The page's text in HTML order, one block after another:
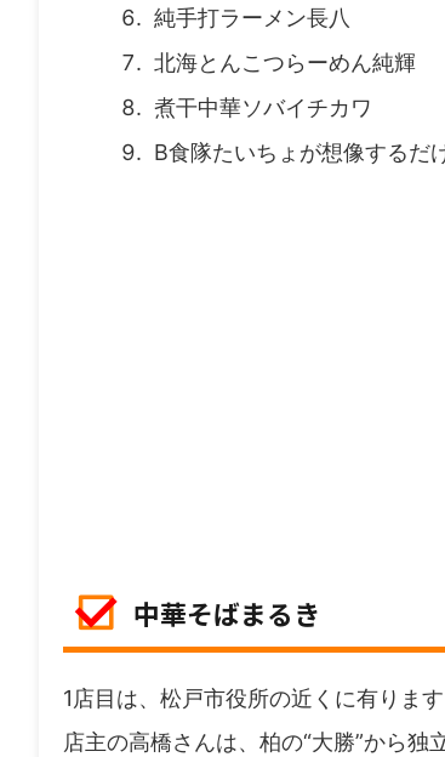
純手打ラーメン長八
北海とんこつらーめん純輝
煮干中華ソバイチカワ
B食隊たいちょが想像するだ
中華そばまるき
1店目は、松戸市役所の近くに有ります
店主の高橋さんは、柏の“大勝”から独